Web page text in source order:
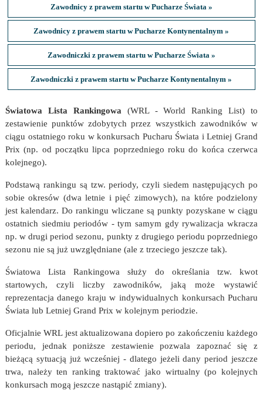
Zawodnicy z prawem startu w Pucharze Świata »
Zawodnicy z prawem startu w Pucharze Kontynentalnym »
Zawodniczki z prawem startu w Pucharze Świata »
Zawodniczki z prawem startu w Pucharze Kontynentalnym »
Światowa Lista Rankingowa (WRL - World Ranking List) to
zestawienie punktów zdobytych przez wszystkich zawodników w
ciągu ostatniego roku w konkursach Pucharu Świata i Letniej Grand
Prix (np. od początku lipca poprzedniego roku do końca czerwca
kolejnego).
Podstawą rankingu są tzw. periody, czyli siedem następujących po
sobie okresów (dwa letnie i pięć zimowych), na które podzielony
jest kalendarz. Do rankingu wliczane są punkty pozyskane w ciągu
ostatnich siedmiu periodów - tym samym gdy rywalizacja wkracza
np. w drugi period sezonu, punkty z drugiego periodu poprzedniego
sezonu nie są już uwzględniane (ale z trzeciego jeszcze tak).
Światowa Lista Rankingowa służy do określania tzw. kwot
startowych, czyli liczby zawodników, jaką może wystawić
reprezentacja danego kraju w indywidualnych konkursach Pucharu
Świata lub Letniej Grand Prix w kolejnym periodzie.
Oficjalnie WRL jest aktualizowana dopiero po zakończeniu każdego
periodu, jednak poniższe zestawienie pozwala zapoznać się z
bieżącą sytuacją już wcześniej - dlatego jeżeli dany period jeszcze
trwa, należy ten ranking traktować jako wirtualny (po kolejnych
konkursach mogą jeszcze nastąpić zmiany).